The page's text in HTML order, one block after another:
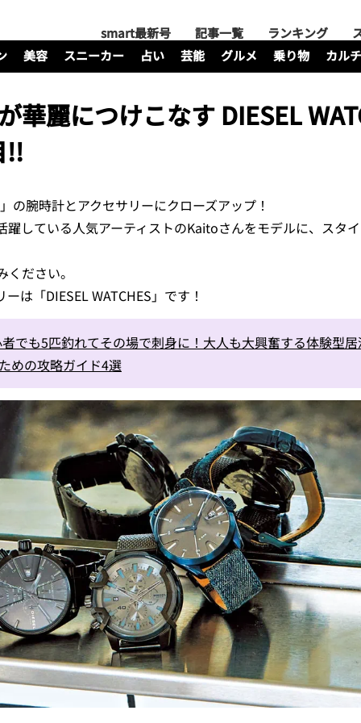
smart最新号 記事一覧 ランキング
美容 スニーカー 占い 芸能 グルメ 乗り物 カル
華麗につけこなす DIESEL
!!
の腕時計とアクセサリーにクローズアップ！
躍している人気アーティストのKaitoさんをモデルに、スタ
ださい。
は「DIESEL WATCHES」です！
でも5匹釣れてその場で刺身に！大人も大興奮する体験型
めの攻略ガイド4選